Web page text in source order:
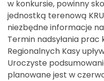
w konkursie, powinny
jednostką terenową
niezbędne informacje
Termin nadsyłania prac
Regionalnych Kasy
Uroczyste
planowane jest w